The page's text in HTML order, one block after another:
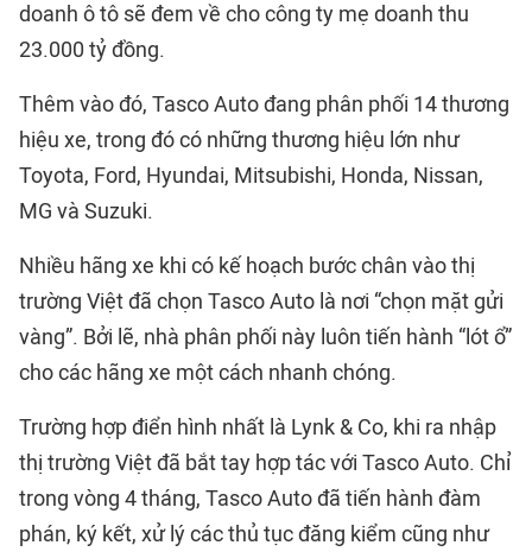
doanh ô tô sẽ đem về cho công ty mẹ doanh thu
23.000 tỷ đồng.
Thêm vào đó, Tasco Auto đang phân phối 14 thương
hiệu xe, trong đó có những thương hiệu lớn như
Toyota, Ford, Hyundai, Mitsubishi, Honda, Nissan,
MG và Suzuki.
Nhiều hãng xe khi có kế hoạch bước chân vào thị
trường Việt đã chọn Tasco Auto là nơi “chọn mặt gửi
vàng”. Bởi lẽ, nhà phân phối này luôn tiến hành “lót ổ”
cho các hãng xe một cách nhanh chóng.
Trường hợp điển hình nhất là Lynk & Co, khi ra nhập
thị trường Việt đã bắt tay hợp tác với Tasco Auto. Chỉ
trong vòng 4 tháng, Tasco Auto đã tiến hành đàm
phán, ký kết, xử lý các thủ tục đăng kiểm cũng như